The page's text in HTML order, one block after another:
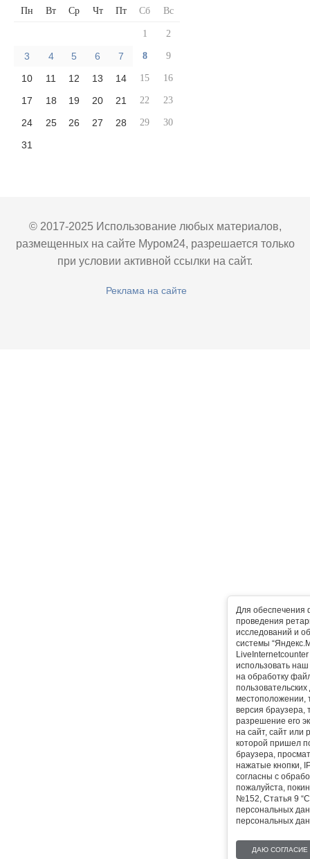
Для обеспечения
проведения
исследований и
системы
использовать
на обработку
местоположении,
версия браузера,
разрешение его
на сайт, сайт или
которой пришел
браузера,
нажатые кнопки,
согласны с
пожалуйста,
№152, Статья 9
персональных
персональных
ДАЮ СОГЛАСИЕ
Пн Вт Ср Чт Пт Сб Вс
1 2
3 4 5 6 7 8 9
10 11 12 13 14 15 16
17 18 19 20 21 22 23
24 25 26 27 28 29 30
31
© 2017-2025 Использование любых материалов,
размещенных на сайте Муром24, разрешается только
при условии активной ссылки на сайт.
Реклама на сайте